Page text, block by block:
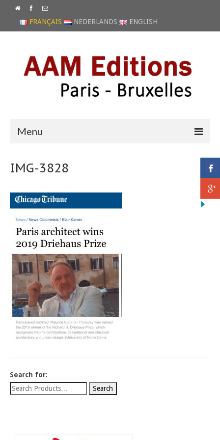
FRANÇAIS NEDERLANDS ENGLISH
Menu
CATALOGUE
ARCHIVES
HISTORIQUE
INFORMATIONS
IMG-3828
Search for: